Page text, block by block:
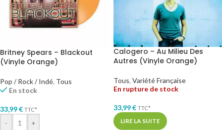
Britney Spears – Blackout
(Vinyle Orange)
Pop / Rock / Indé, Tous
En stock
33,99€ TTC*
- +
Calogero – Au Milieu Des
Autres (Vinyle Orange)
Tous, Variété Française
En rupture de stock
33,99€ TTC*
LIRE LA SUITE